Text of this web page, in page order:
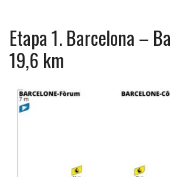
Etapa 1. Barcelona –
19,6 km